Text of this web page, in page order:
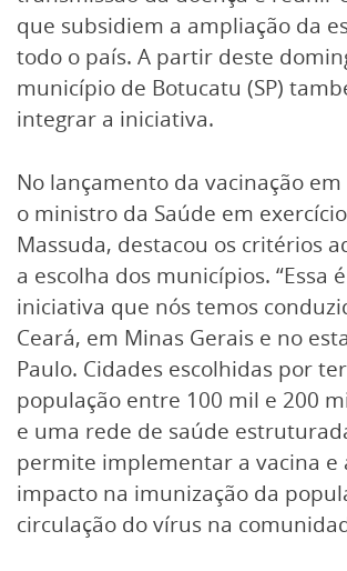
que subsidiem a ampliação da
todo o país. A partir deste
município de Botucatu (SP)
integrar a iniciativa.
No lançamento da vacinação
o ministro da Saúde em
Massuda, destacou os critérios
a escolha dos municípios. “Essa
iniciativa que nós temos
Ceará, em Minas Gerais e no
Paulo. Cidades escolhidas por
população entre 100 mil e 200
e uma rede de saúde
permite implementar a vacina e
impacto na imunização da
circulação do vírus na